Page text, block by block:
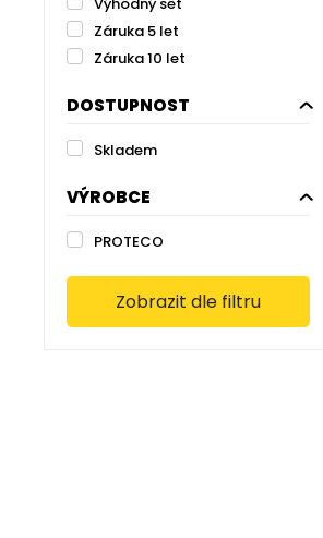
Záruka 5 let
Záruka 10 let
DOSTUPNOST
Skladem
VÝROBCE
PROTECO
Zobrazit dle filtru